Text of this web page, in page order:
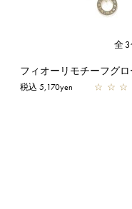
全3
税込 5,170yen ☆ ☆ ☆